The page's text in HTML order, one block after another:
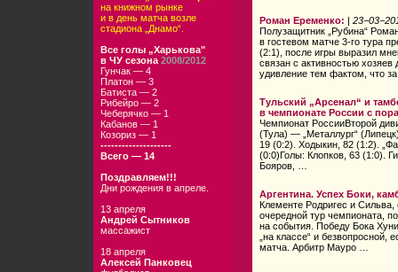
на книжном рынке
и в день матча возле
стадиона „Днамо“.
Все голы „Харькова"
в ЧУ сезона 2008/2012
Гунчак — 4
Платон — 3
Батиста — 2
Рибейро — 2
Чеберячко — 1
Кабанов — 1
Козориз — 1
--------------------
Всего — 14
Поздравляем!!!
Дни рождения в апреле.
13 апреля
Андрей Сытников
массажист
18 апреля
Алексей Панковец
Роман Еременко: |
Полузащитник „Рубина“
в гостевом матче 3-го тура
(2:1), после игры выразил
связан с активностью
удивление тем фактом, что
Тульский „Арсенал“ и
в чемпионате России с
Чемпионат РоссииВторой
(Тула) — „Металлург“
19 (0:2). Ходыкин, 82 (1:2).
(0:0)Голы: Клопков, 63 (1:0).
Бояров, …
Аргентина. Успех Боки,
Клементе Родригес и
очередной тур чемпионата,
на события. Победу Бока
„на классе“ и безвопросной,
матча. Арбитр Мауро …